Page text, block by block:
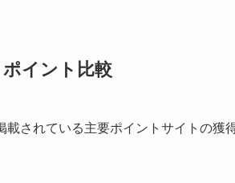
イント比較
載されている主要ポイントサイトの